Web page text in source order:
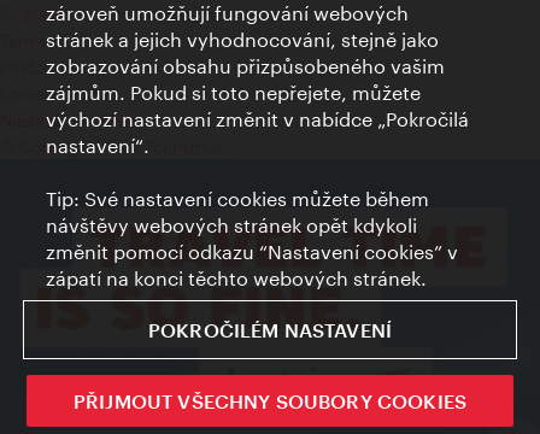
Prohlášení o ochraně osobních údajů
Terms of Use
Přístupnost
Kontakt pro tisk
Nastavení cookies
© Copyright Wien Tourismus
zároveň umožňují fungování webových
stránek a jejich vyhodnocování, stejně jako
zobrazování obsahu přizpůsobeného vašim
zájmům. Pokud si toto nepřejete, můžete
výchozí nastavení změnit v nabídce „Pokročilá
nastavení“.
Tip: Své nastavení cookies můžete během
návštěvy webových stránek opět kdykoli
změnit pomocí odkazu “Nastavení cookies” v
zápatí na konci těchto webových stránek.
POKROČILÉM NASTAVENÍ
PŘIJMOUT VŠECHNY SOUBORY COOKIES